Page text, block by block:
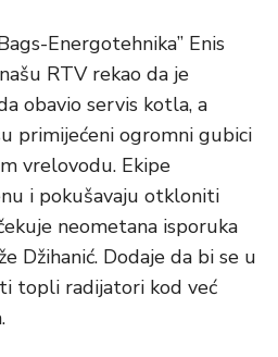
Energotehnika” Enis
RTV rekao da je
obavio servis kotla, a
primijećeni ogromni gubici
vrelovodu. Ekipe
i pokušavaju otkloniti
neometana isporuka
Džihanić. Dodaje da bi se u
topli radijatori kod već